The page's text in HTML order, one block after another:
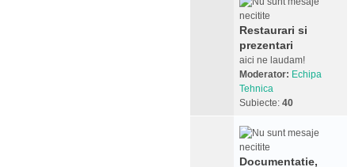
Restaurari si
prezentari
aici ne laudam!
Moderator: Echipa
Tehnica
Subiecte: 40
Documentatie,